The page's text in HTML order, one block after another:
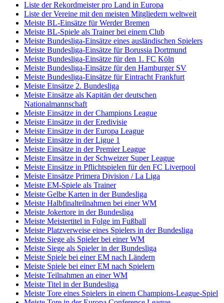
Liste der Rekordmeister pro Land in Europa
Liste der Vereine mit den meisten Mitgliedern weltweit
Meiste BL-Einsätze für Werder Bremen
Meiste BL-Spiele als Trainer bei einem Club
Meiste Bundesliga-Einsätze eines ausländischen Spielers
Meiste Bundesliga-Einsätze für Borussia Dortmund
Meiste Bundesliga-Einsätze für den 1. FC Köln
Meiste Bundesliga-Einsätze für den Hamburger SV
Meiste Bundesliga-Einsätze für Eintracht Frankfurt
Meiste Einsätze 2. Bundesliga
Meiste Einsätze als Kapitän der deutschen
Nationalmannschaft
Meiste Einsätze in der Champions League
Meiste Einsätze in der Eredivisie
Meiste Einsätze in der Europa League
Meiste Einsätze in der Ligue 1
Meiste Einsätze in der Premier League
Meiste Einsätze in der Schweizer Super League
Meiste Einsätze in Pflichtspielen für den FC Liverpool
Meiste Einsätze Primera Division / La Liga
Meiste EM-Spiele als Trainer
Meiste Gelbe Karten in der Bundesliga
Meiste Halbfinalteilnahmen bei einer WM
Meiste Jokertore in der Bundesliga
Meiste Meistertitel in Folge im Fußball
Meiste Platzverweise eines Spielers in der Bundesliga
Meiste Siege als Spieler bei einer WM
Meiste Siege als Spieler in der Bundesliga
Meiste Spiele bei einer EM nach Ländern
Meiste Spiele bei einer EM nach Spielern
Meiste Teilnahmen an einer WM
Meiste Titel in der Bundesliga
Meiste Tore eines Spielers in einem Champions-League-Spiel